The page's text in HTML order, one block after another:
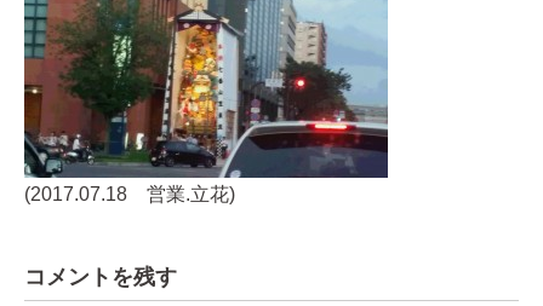
(2017.07.18 営業.立花)
コメントを残す